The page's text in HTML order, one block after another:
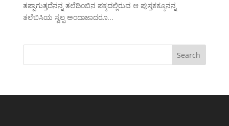
ತಪ್ಪಾಗುತ್ತದೆನನ್ನ ತಲೆದಿಂಬಿನ ಪಕ್ಕದಲ್ಲಿರುವ ಆ ಪುಸ್ತಕಕ್ಕೂನನ್ನ
ತಲೆಬಿಸಿಯ ಸ್ವಲ್ಪ ಅಂದಾಜಾದರೂ...